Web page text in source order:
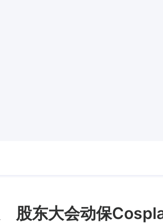
股东大会动保